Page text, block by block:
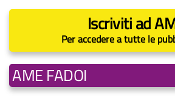
Iscriviti ad
Per accedere a tutte le
AME FADOI